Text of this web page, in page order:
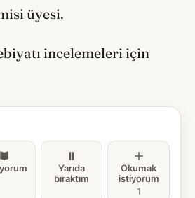
üyesi.
incelemeleri için
Yarıda
bıraktım
Okumak
istiyorum
1